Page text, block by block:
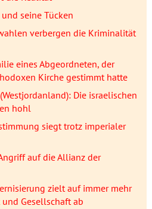
seine Tücken
verbergen die Kriminalität
eines Abgeordneten, der
Kirche gestimmt hatte
Die israelischen
hohl
siegt trotz imperialer
auf die Allianz der
zielt auf immer mehr
Gesellschaft ab